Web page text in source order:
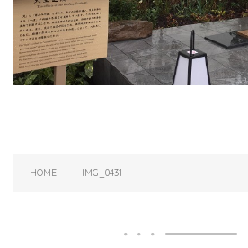
HOME IMG_0431